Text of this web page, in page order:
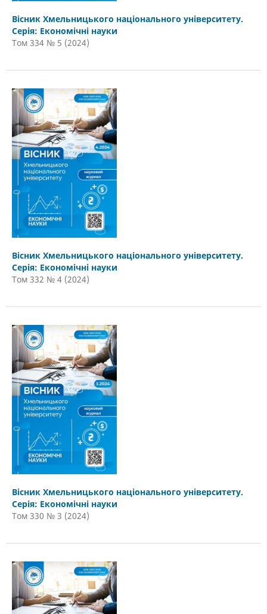
Вісник Хмельницького національного університету.
Серія: Економічні науки
Том 334 № 5 (2024)
Вісник Хмельницького національного університету.
Серія: Економічні науки
Том 332 № 4 (2024)
Вісник Хмельницького національного університету.
Серія: Економічні науки
Том 330 № 3 (2024)